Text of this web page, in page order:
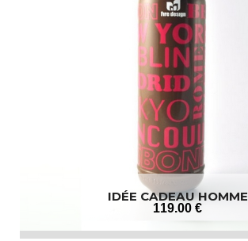
IDÉE CADEAU HOMME
119.00 €